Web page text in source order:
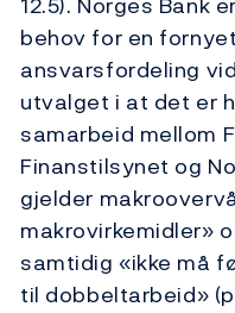
behov for en
ansvarsfordeling
utvalget i at det er
samarbeid mellom
Finanstilsynet og
gjelder
makrovirkemidler»
samtidig «ikke må
til dobbeltarbeid»